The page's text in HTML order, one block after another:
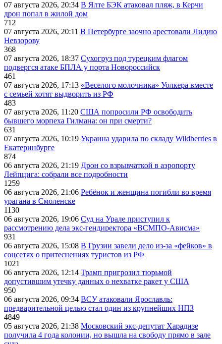
07 августа 2026, 20:34 В Ялте БЭК атаковал пляж, в Керчи
дрон попал в жилой дом
712
07 августа 2026, 20:11 В Петербурге заочно арестовали Лидию
Невзорову
368
07 августа 2026, 18:37 Сухогруз под турецким флагом
подвергся атаке БПЛА у порта Новороссийск
461
07 августа 2026, 17:13 «Веселого молочника» Уолкера вместе
с семьей хотят выдворить из РФ
483
07 августа 2026, 11:20 США попросили РФ освободить
бывшего морпеха Гилмана: он при смерти?
631
07 августа 2026, 10:19 Украина ударила по складу Wildberries в
Екатеринбурге
874
06 августа 2026, 21:19 Дрон со взрывчаткой в аэропорту
Лейпцига: собрали все подробности
1259
06 августа 2026, 21:06 Ребёнок и женщина погибли во время
урагана в Смоленске
1130
06 августа 2026, 19:06 Суд на Урале приступил к
рассмотрению дела экс-гендиректора «ВСМПО-Ависма»
931
06 августа 2026, 15:08 В Грузии завели дело из-за «фейков» в
соцсетях о притеснениях туристов из РФ
1021
06 августа 2026, 12:14 Трамп пригрозил тюрьмой
допустившим утечку данных о нехватке ракет у США
950
06 августа 2026, 09:34 ВСУ атаковали Ярославль:
предварительной целью стал один из крупнейших НПЗ
4849
05 августа 2026, 21:38 Московский экс-депутат Харадизе
получила 4 года колонии, но вышла на свободу прямо в зале